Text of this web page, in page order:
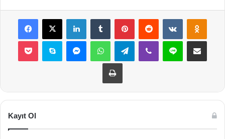
Facebook
X LinkedInTumblr PinterestReddit VKontakte
Pocket Skype MessengerWhatsAppTelegramViber Line E-Posta ile
Yazdır
Kayıt Ol